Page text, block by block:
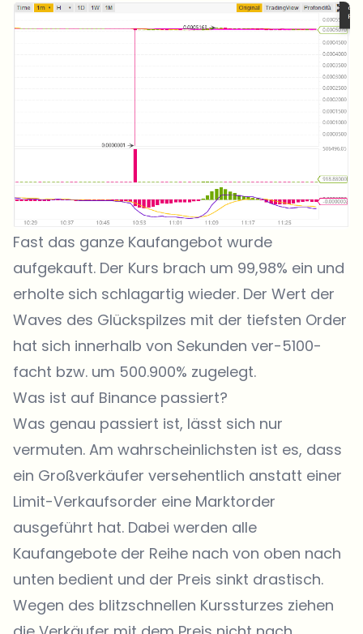
Fast das ganze Kaufangebot wurde
aufgekauft. Der Kurs brach um 99,98% ein und
erholte sich schlagartig wieder. Der Wert der
Waves des Glückspilzes mit der tiefsten Order
hat sich innerhalb von Sekunden ver-5100-
facht bzw. um 500.900% zugelegt.
Was ist auf Binance passiert?
Was genau passiert ist, lässt sich nur
vermuten. Am wahrscheinlichsten ist es, dass
ein Großverkäufer versehentlich anstatt einer
Limit-Verkaufsorder eine Marktorder
ausgeführt hat. Dabei werden alle
Kaufangebote der Reihe nach von oben nach
unten bedient und der Preis sinkt drastisch.
Wegen des blitzschnellen Kurssturzes ziehen